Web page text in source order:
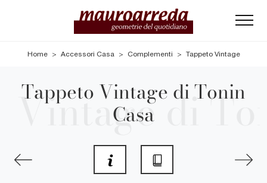
Home > Accessori Casa > Complementi > Tappeto Vintage
Tappeto Vintage di Tonin
Casa